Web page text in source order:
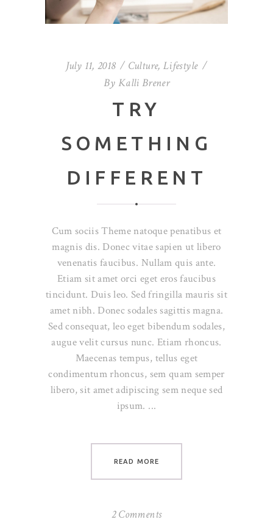
July 11, 2018 Culture,Lifestyle
By Kalli Brener
TRY
SOMETHING
DIFFERENT
Cum sociis Theme natoque penatibus et
magnis dis. Donec vitae sapien ut libero
venenatis faucibus. Nullam quis ante.
Etiam sit amet orci eget eros faucibus
tincidunt. Duis leo. Sed fringilla mauris sit
amet nibh. Donec sodales sagittis magna.
Sed consequat, leo eget bibendum sodales,
augue velit cursus nunc. Etiam rhoncus.
Maecenas tempus, tellus eget
condimentum rhoncus, sem quam semper
libero, sit amet adipiscing sem neque sed
ipsum.
READ MORE
2 Comments